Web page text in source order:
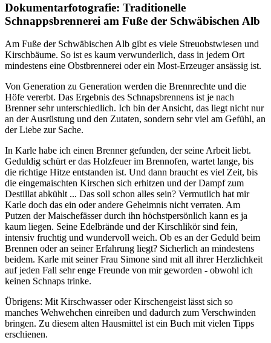
Dokumentarfotografie: Traditionelle
Schnappsbrennerei am Fuße der Schwäbischen Alb
Am Fuße der Schwäbischen Alb gibt es viele Streuobstwiesen und
Kirschbäume. So ist es kaum verwunderlich, dass in jedem Ort
mindestens eine Obstbrennerei oder ein Most-Erzeuger ansässig ist.
Von Generation zu Generation werden die Brennrechte und die
Höfe vererbt. Das Ergebnis des Schnapsbrennens ist je nach
Brenner sehr unterschiedlich. Ich bin der Ansicht, das liegt nicht nur
an der Ausrüstung und den Zutaten, sondern sehr viel am Gefühl, an
der Liebe zur Sache.
In Karle habe ich einen Brenner gefunden, der seine Arbeit liebt.
Geduldig schürt er das Holzfeuer im Brennofen, wartet lange, bis
die richtige Hitze entstanden ist. Und dann braucht es viel Zeit, bis
die eingemaischten Kirschen sich erhitzen und der Dampf zum
Destillat abkühlt ... Das soll schon alles sein? Vermutlich hat mir
Karle doch das ein oder andere Geheimnis nicht verraten. Am
Putzen der Maischefässer durch ihn höchstpersönlich kann es ja
kaum liegen. Seine Edelbrände und der Kirschlikör sind fein,
intensiv fruchtig und wundervoll weich. Ob es an der Geduld beim
Brennen oder an seiner Erfahrung liegt? Sicherlich an mindestens
beidem. Karle mit seiner Frau Simone sind mit all ihrer Herzlichkeit
auf jeden Fall sehr enge Freunde von mir geworden - obwohl ich
keinen Schnaps trinke.
Übrigens: Mit Kirschwasser oder Kirschengeist lässt sich so
manches Wehwehchen einreiben und dadurch zum Verschwinden
bringen. Zu diesem alten Hausmittel ist ein Buch mit vielen Tipps
erschienen.